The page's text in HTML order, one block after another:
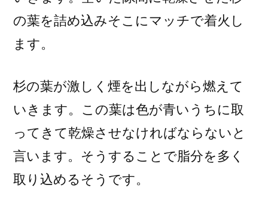
の葉を詰め込みそこにマッチで着火し
ます。
杉の葉が激しく煙を出しながら燃えて
いきます。この葉は色が青いうちに取
ってきて乾燥させなければならないと
言います。そうすることで脂分を多く
取り込めるそうです。